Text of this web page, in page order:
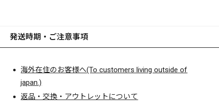
発送時期・ご注意事項
海外在住のお客様へ(To customers living outside of
japan.)
返品・交換・アウトレットについて